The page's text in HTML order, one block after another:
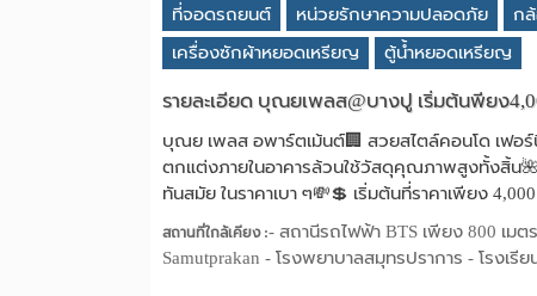
ที่จอดรถยนต์ หน่วยรักษาความปลอดภัย ก
เครื่องซักผ้าหยอดเหรียญ
ตู้น้ำหยอดเหรียญ
รายละเอียด บุณยเพลส@บางปู เริ่มต้นพียง
บุณย เพลส อพาร์ตเม้นต์🏢 สวยสไตล์คอนโด เฟอ
ตกแต่งภายในอาคารล้วนใช้วัสดุคุณภาพสูงทั้งสิ้น
ทันสมัย ในราคาเบา ๆ💸💲 เริ่มต้นที่ราคาเพียง
สถานที่ใกล้เคียง :- สถานีรถไฟฟ้า BTS เพียง 800 เมต
Samutprakan - โรงพยาบาลสมุทรปราการ - โรงเรี